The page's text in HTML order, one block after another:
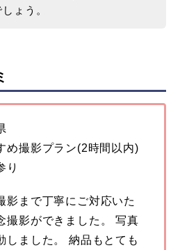
ょう。
め撮影プラン(2時間以内)
り
影まで丁寧にご対応いた
撮影ができました。 写真
しました。 納品もとても